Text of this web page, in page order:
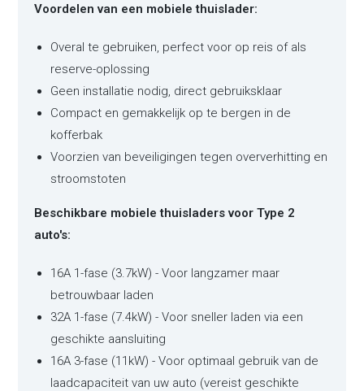
Voordelen van een mobiele thuislader:
Overal te gebruiken, perfect voor op reis of als
reserve-oplossing
Geen installatie nodig, direct gebruiksklaar
Compact en gemakkelijk op te bergen in de
kofferbak
Voorzien van beveiligingen tegen oververhitting en
stroomstoten
Beschikbare mobiele thuisladers voor Type 2
auto's:
16A 1-fase (3.7kW) - Voor langzamer maar
betrouwbaar laden
32A 1-fase (7.4kW) - Voor sneller laden via een
geschikte aansluiting
16A 3-fase (11kW) - Voor optimaal gebruik van de
laadcapaciteit van uw auto (vereist geschikte